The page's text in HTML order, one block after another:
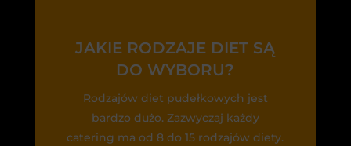
JAKIE RODZAJE DIET SĄ
DO WYBORU?
Rodzajów diet pudełkowych jest
bardzo dużo. Zazwyczaj każdy
catering ma od 8 do 15 rodzajów diety.